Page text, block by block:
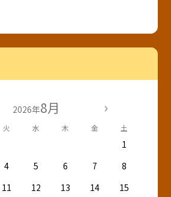
2026年8月
火 水 木 金 土
1
4 5 6 7
8
11 12 13 14
15